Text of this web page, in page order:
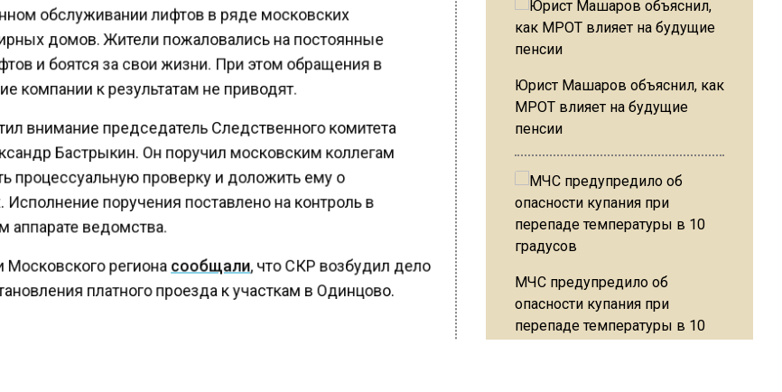
обслуживании лифтов в ряде московских
домов. Жители пожаловались на постоянные
и боятся за свои жизни. При этом обращения в
компании к результатам не приводят.
внимание председатель Следственного комитета
Бастрыкин. Он поручил московским коллегам
процессуальную проверку и доложить ему о
Исполнение поручения поставлено на контроль в
аппарате ведомства.
Московского регионасообщали, что СКР возбудил дело
платного проезда к участкам в Одинцово.
Юрист Машаров объяснил, как
МРОТ влияет на будущие
пенсии
МЧС предупредило об
опасности купания при
перепаде температуры в 10